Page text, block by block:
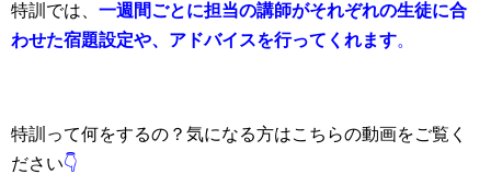
特訓では、 一週間ごとに担当の講師がそれぞれの生徒に合
わせた宿題設定や、アドバイスを行ってくれます。
特訓って何をするの？気になる方はこちらの動画をご覧く
ださい👇